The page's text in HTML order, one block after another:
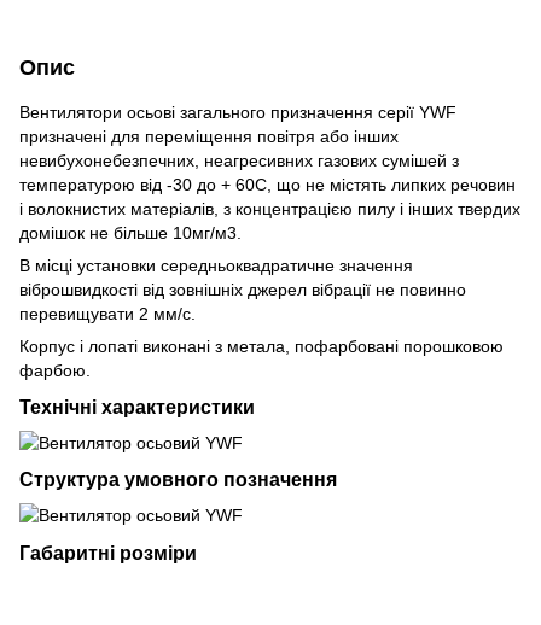
Опис
Вентилятори осьові загального призначення серії YWF
призначені для переміщення повітря або інших
невибухонебезпечних, неагресивних газових сумішей з
температурою від -30 до + 60С, що не містять липких речовин
і волокнистих матеріалів, з концентрацією пилу і інших твердих
домішок не більше 10мг/м3.
В місці установки середньоквадратичне значення
віброшвидкості від зовнішніх джерел вібрації не повинно
перевищувати 2 мм/с.
Корпус і лопаті виконані з метала, пофарбовані порошковою
фарбою.
Технічні характеристики
Структура умовного позначення
Габаритні розміри